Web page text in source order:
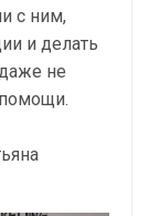
с ним,
и делать
не